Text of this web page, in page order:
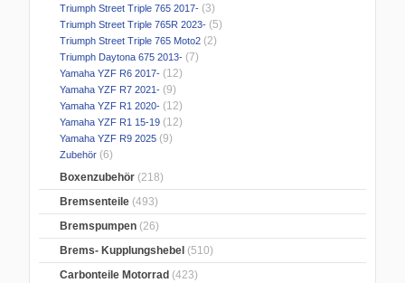
Triumph Street Triple 765 2017- (3)
Triumph Street Triple 765R 2023- (5)
Triumph Street Triple 765 Moto2 (2)
Triumph Daytona 675 2013- (7)
Yamaha YZF R6 2017- (12)
Yamaha YZF R7 2021- (9)
Yamaha YZF R1 2020- (12)
Yamaha YZF R1 15-19 (12)
Yamaha YZF R9 2025 (9)
Zubehör (6)
Boxenzubehör (218)
Bremsenteile (493)
Bremspumpen (26)
Brems- Kupplungshebel (510)
Carbonteile Motorrad (423)